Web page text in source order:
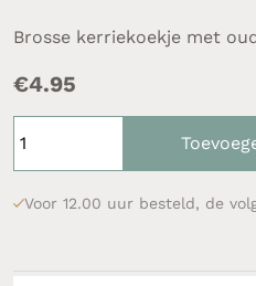
Brosse kerriekoekje met
€4.95
Voor 12.00 uur besteld, de